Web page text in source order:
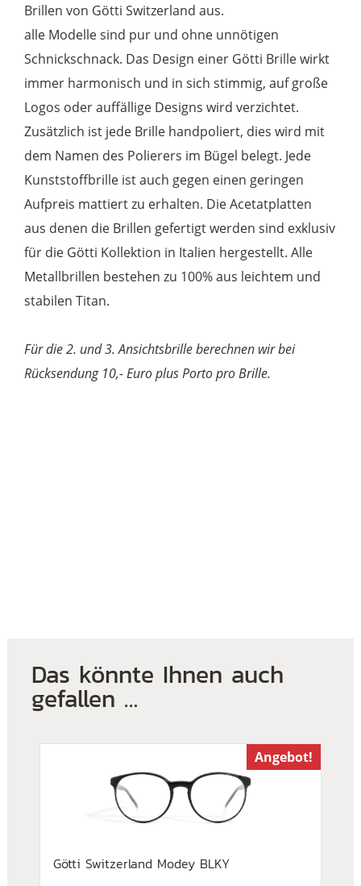
Brillen von Götti Switzerland aus.
alle Modelle sind pur und ohne unnötigen
Schnickschnack. Das Design einer Götti Brille wirkt
immer harmonisch und in sich stimmig, auf große
Logos oder auffällige Designs wird verzichtet.
Zusätzlich ist jede Brille handpoliert, dies wird mit
dem Namen des Polierers im Bügel belegt. Jede
Kunststoffbrille ist auch gegen einen geringen
Aufpreis mattiert zu erhalten. Die Acetatplatten
aus denen die Brillen gefertigt werden sind exklusiv
für die Götti Kollektion in Italien hergestellt. Alle
Metallbrillen bestehen zu 100% aus leichtem und
stabilen Titan.
Für die 2. und 3. Ansichtsbrille berechnen wir bei
Rücksendung 10,- Euro plus Porto pro Brille.
Das könnte Ihnen auch
gefallen …
Angebot!
Götti Switzerland Modey BLKY